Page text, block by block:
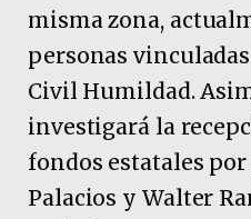
misma zona,
personas
Civil Humildad.
investigará la
fondos estatales
Palacios y Walter